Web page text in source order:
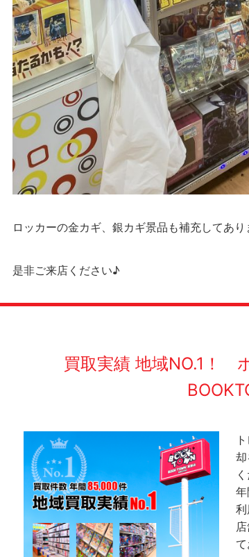
ロッカーの金カギ、銀カギ景品も補充してあり
是非ご来店ください♪
買取実績 地域NO.1！
利